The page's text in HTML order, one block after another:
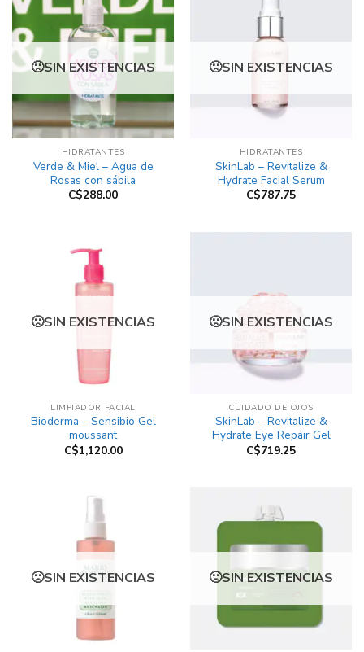
SIN EXISTENCIAS
HIDRATANTES
Verde & Miel – Agua de
Rosas con sábila
C$288.00
SIN EXISTENCIAS
HIDRATANTES
SkinLab – Revitalize &
Hydrate Facial Serum
C$787.75
SIN EXISTENCIAS
LIMPIADOR FACIAL
Bioderma – Sensibio Gel
moussant
C$1,120.00
SIN EXISTENCIAS
CUIDADO DE OJOS
SkinLab – Revitalize &
Hydrate Eye Repair Gel
C$719.25
SIN EXISTENCIAS SIN EXISTENCIAS